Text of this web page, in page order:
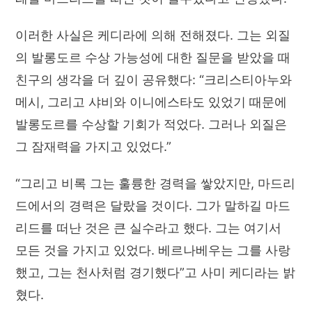
이러한 사실은 케디라에 의해 전해졌다. 그는 외질
의 발롱도르 수상 가능성에 대한 질문을 받았을 때
친구의 생각을 더 깊이 공유했다: “크리스티아누와
메시, 그리고 샤비와 이니에스타도 있었기 때문에
발롱도르를 수상할 기회가 적었다. 그러나 외질은
그 잠재력을 가지고 있었다.”
“그리고 비록 그는 훌륭한 경력을 쌓았지만, 마드리
드에서의 경력은 달랐을 것이다. 그가 말하길 마드
리드를 떠난 것은 큰 실수라고 했다. 그는 여기서
모든 것을 가지고 있었다. 베르나베우는 그를 사랑
했고, 그는 천사처럼 경기했다”고 사미 케디라는 밝
혔다.